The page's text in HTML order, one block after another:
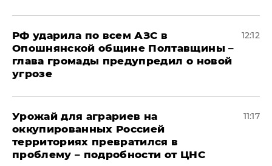
РФ ударила по всем АЗС в
Опошнянской общине Полтавщины –
глава громады предупредил о новой
угрозе
12:12
Урожай для аграриев на
оккупированных Россией
территориях превратился в
проблему – подробности от ЦНС
11:17